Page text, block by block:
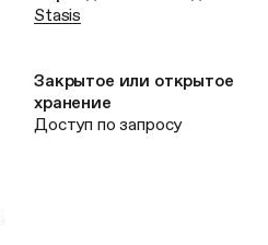
Stasis
Закрытое или открытое
хранение
Доступ по запросу